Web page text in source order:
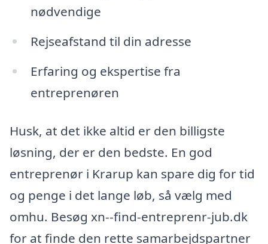
nødvendige
Rejseafstand til din adresse
Erfaring og ekspertise fra
entreprenøren
Husk, at det ikke altid er den billigste
løsning, der er den bedste. En god
entreprenør i Krarup kan spare dig for tid
og penge i det lange løb, så vælg med
omhu. Besøg xn--find-entreprenr-jub.dk
for at finde den rette samarbejdspartner